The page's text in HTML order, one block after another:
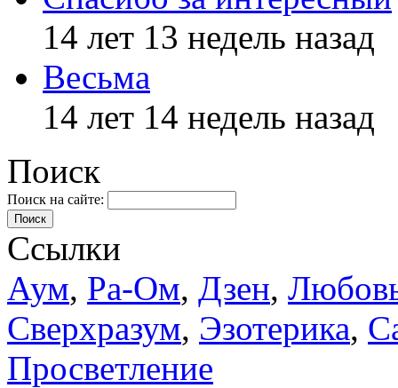
14 лет 13 недель назад
Весьма
14 лет 14 недель назад
Поиск
Поиск на сайте:
Поиск
Ссылки
Аум, Ра-Ом, Дзен,
Сверхразум, Эзотерика,
Просветление